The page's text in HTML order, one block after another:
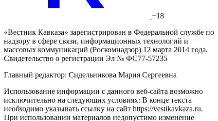
+18
«Вестник Кавказа» зарегистрирован в Федеральной службе по
надзору в сфере связи, информационных технологий и
массовых коммуникаций (Роскомнадзор) 12 марта 2014 года.
Свидетельство о регистрации Эл № ФС77-57235
Главный редактор: Сидельникова Мария Сергеевна
Использование информации с данного веб-сайта возможно
исключительно на следующих условиях: В конце текста
необходимо указывать ссылку на сайт https://vestikavkaza.ru.
При использовании материалов недопустимо изменение